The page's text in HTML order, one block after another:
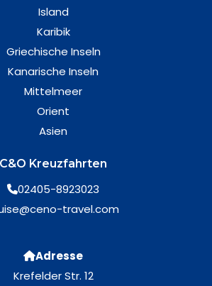
Island
Karibik
Griechische Inseln
Kanarische Inseln
Mittelmeer
Orient
Asien
C&O Kreuzfahrten
02405-8923023
travel.com
Adresse
Krefelder Str. 12